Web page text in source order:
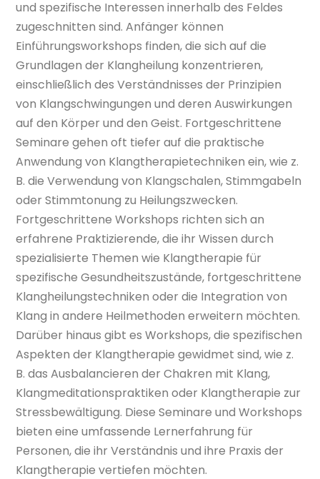
und spezifische Interessen innerhalb des Feldes
zugeschnitten sind. Anfänger können
Einführungsworkshops finden, die sich auf die
Grundlagen der Klangheilung konzentrieren,
einschließlich des Verständnisses der Prinzipien
von Klangschwingungen und deren Auswirkungen
auf den Körper und den Geist. Fortgeschrittene
Seminare gehen oft tiefer auf die praktische
Anwendung von Klangtherapietechniken ein, wie z.
B. die Verwendung von Klangschalen, Stimmgabeln
oder Stimmtonung zu Heilungszwecken.
Fortgeschrittene Workshops richten sich an
erfahrene Praktizierende, die ihr Wissen durch
spezialisierte Themen wie Klangtherapie für
spezifische Gesundheitszustände, fortgeschrittene
Klangheilungstechniken oder die Integration von
Klang in andere Heilmethoden erweitern möchten.
Darüber hinaus gibt es Workshops, die spezifischen
Aspekten der Klangtherapie gewidmet sind, wie z.
B. das Ausbalancieren der Chakren mit Klang,
Klangmeditationspraktiken oder Klangtherapie zur
Stressbewältigung. Diese Seminare und Workshops
bieten eine umfassende Lernerfahrung für
Personen, die ihr Verständnis und ihre Praxis der
Klangtherapie vertiefen möchten.